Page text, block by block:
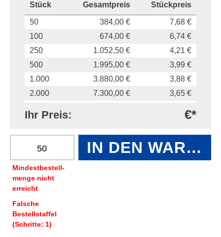
Stück Gesamtpreis Stückpreis
50 384,00 €
7,68 €
100
674,00 €
6,74 €
250
1.052,50 €
4,21 €
500
1.995,00 €
3,99 €
1.000
3.880,00 €
3,88 €
2.000
7.300,00 €
3,65 €
2,98 €
Ihr Preis: €*
Produkt Anzahl: Gib den gewünschten
Mindest­­bestell­­
menge nicht
erreicht
Falsche
Bestellstaffel
(Schritte: 1)
IN DEN